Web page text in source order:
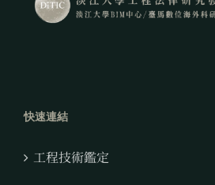
快速連結
工程技術鑑定